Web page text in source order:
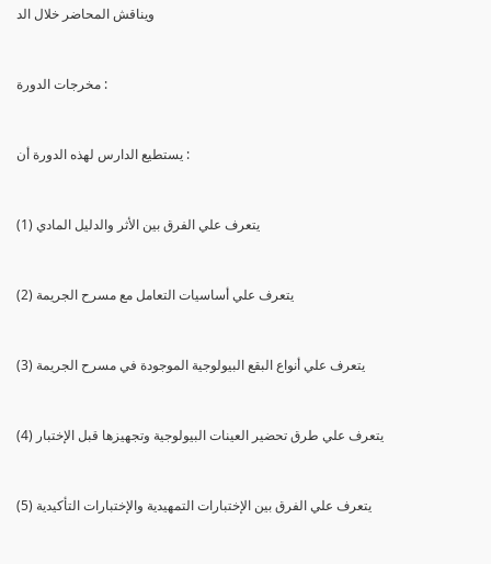
ويناقش المحاضر خلال الد
مخرجات الدورة :
يستطيع الدارس لهذه الدورة أن :
(1) يتعرف علي الفرق بين الأثر والدليل المادي
(2) يتعرف علي أساسيات التعامل مع مسرح الجريمة
(3) يتعرف علي أنواع البقع البيولوجية الموجودة في مسرح الجريمة
(4) يتعرف علي طرق تحضير العينات البيولوجية وتجهيزها قبل الإختبار
(5) يتعرف علي الفرق بين الإختبارات التمهيدية والإختبارات التأكيدية